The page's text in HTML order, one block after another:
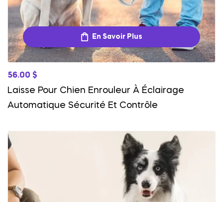
En Savoir Plus
56.00 $
Laisse Pour Chien Enrouleur À Éclairage
Automatique Sécurité Et Contrôle